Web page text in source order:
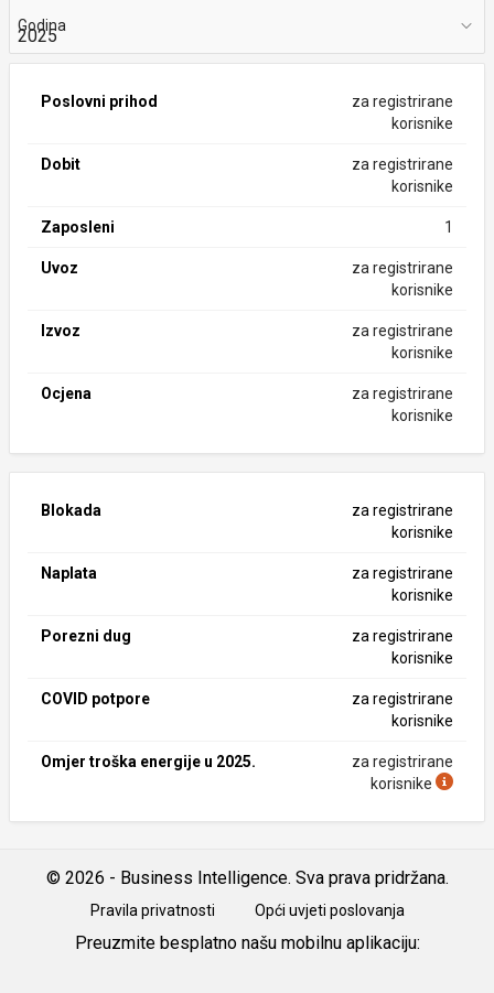
Godina
Poslovni prihod
za registrirane
korisnike
Dobit
za registrirane
korisnike
Zaposleni 1
Uvoz
za registrirane
korisnike
Izvoz
za registrirane
korisnike
Ocjena
za registrirane
korisnike
Blokada
za registrirane
korisnike
Naplata
za registrirane
korisnike
Porezni dug
za registrirane
korisnike
COVID potpore
za registrirane
korisnike
Omjer troška energije u 2025.
za registrirane
korisnike
© 2026 - Business Intelligence. Sva prava pridržana.
Pravila privatnosti Opći uvjeti poslovanja
Preuzmite besplatno našu mobilnu aplikaciju: